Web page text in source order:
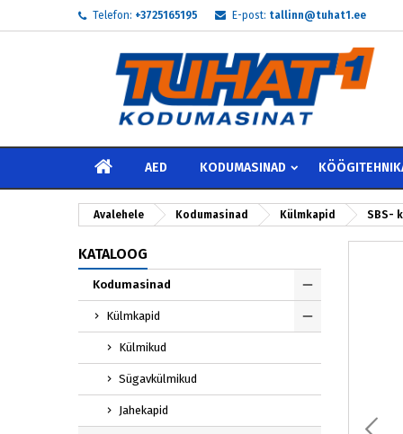
Telefon: +3725165195 E-post: tallinn@tuhat1.ee
AVALEHELE
AED KODUMASINAD
Avalehele Kodumasinad Külmkapid SBS-
KATALOOG
Kodumasinad
Külmkapid
Külmikud
Sügavkülmikud
Jahekapid